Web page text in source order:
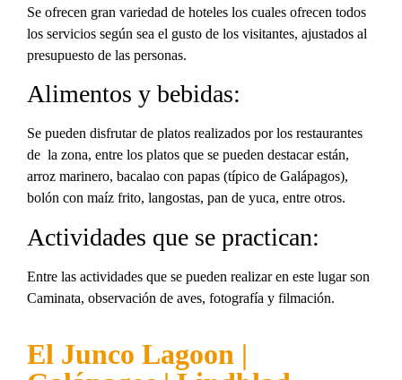
Se ofrecen gran variedad de hoteles los cuales ofrecen todos
los servicios según sea el gusto de los visitantes, ajustados al
presupuesto de las personas.
Alimentos y bebidas:
Se pueden disfrutar de platos realizados por los restaurantes
de la zona, entre los platos que se pueden destacar están,
arroz marinero, bacalao con papas (típico de Galápagos),
bolón con maíz frito, langostas, pan de yuca, entre otros.
Actividades que se practican:
Entre las actividades que se pueden realizar en este lugar son
Caminata, observación de aves, fotografía y filmación.
El Junco Lagoon |